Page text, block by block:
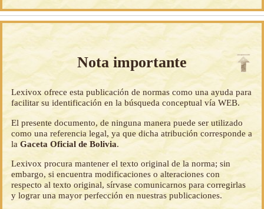
Nota importante
Lexivox ofrece esta publicación de normas como una ayuda para
facilitar su identificación en la búsqueda conceptual vía WEB.
El presente documento, de ninguna manera puede ser utilizado
como una referencia legal, ya que dicha atribución corresponde a
laGaceta Oficial de Bolivia.
Lexivox procura mantener el texto original de la norma; sin
embargo, si encuentra modificaciones o alteraciones con
respecto al texto original, sírvase comunicarnos para corregirlas
y lograr una mayor perfección en nuestras publicaciones.